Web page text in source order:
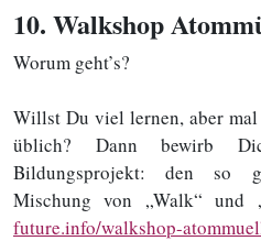
10. Walkshop
Worum geht’s?
Willst Du viel lernen, aber
üblich? Dann bewirb
Bildungsprojekt: den so
Mischung von „Walk“ und
future.info/walkshop-